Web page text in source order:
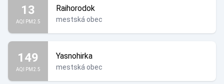
13
AQI PM2.5
Raihorodok
mestská obec
149
AQI PM2.5
Yasnohirka
mestská obec